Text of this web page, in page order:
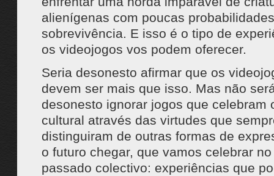
alienígenas com poucas
sobrevivência. E isso é o tipo de
os videojogos vos podem oferecer.
Seria desonesto afirmar que os
devem ser mais que isso. Mas não
desonesto ignorar jogos que celebram
cultural através das virtudes que
distinguiram de outras formas de
o futuro chegar, que vamos celebrar
passado colectivo: experiências que